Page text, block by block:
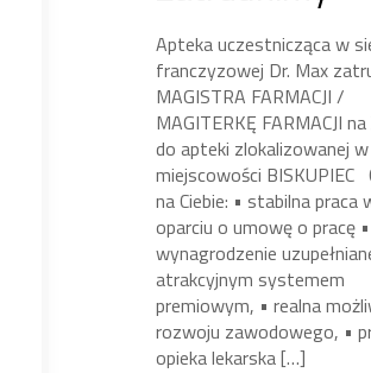
Apteka uczestnicząca w
franczyzowej Dr. Max
MAGISTRA FARMACJI /
MAGITERKĘ FARMACJI
do apteki zlokalizowanej w
miejscowości BISKUPIEC
na Ciebie: • stabilna praca
oparciu o umowę o pracę •
wynagrodzenie
atrakcyjnym systemem
premiowym, • realna
rozwoju zawodowego, •
opieka lekarska […]